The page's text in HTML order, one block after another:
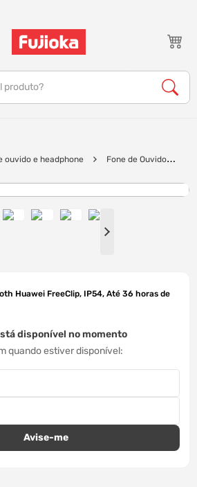
produto?
ouvido e headphone
Fone de Ouvido
Huawei FreeClip, IP54, Até 36 horas de
disponível no momento
quando estiver disponível
TERMOS MAIS BUSCADOS
1º
notebook
5º
jbl
ar condicionado
impressora
10
caixa som